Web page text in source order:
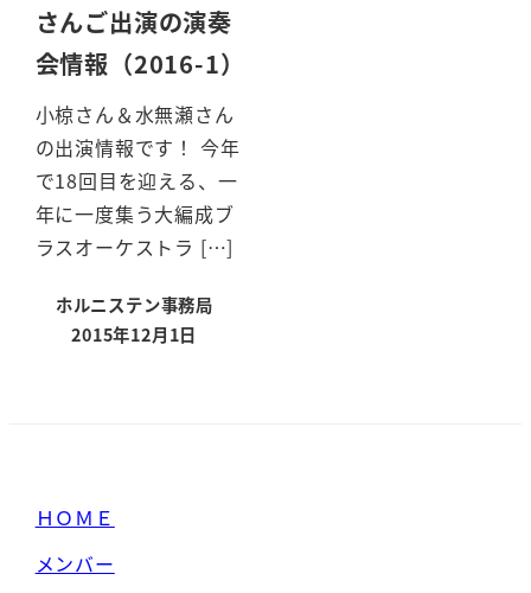
さんご出演の演奏
会情報（2016-1）
小椋さん＆水無瀬さん
の出演情報です！ 今年
で18回目を迎える、一
年に一度集う大編成ブ
ラスオーケストラ […]
ホルニステン事務局
投稿日
2015年12月1日
ＨＯＭＥ
メンバー